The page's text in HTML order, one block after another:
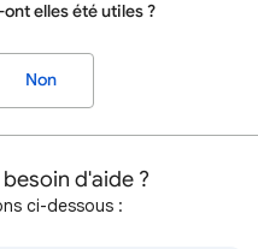
elles été utiles ?
Non
d'aide ?
ci-dessous :